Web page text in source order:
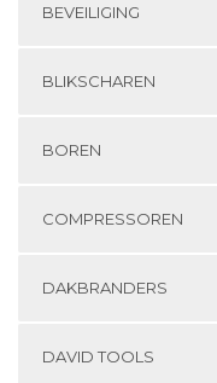
BEVEILIGING
BLIKSCHAREN
BOREN
COMPRESSOREN
DAKBRANDERS
DAVID TOOLS